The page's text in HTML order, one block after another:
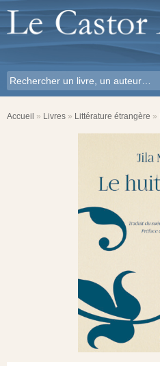
Accueil » Livres » Littérature étrangère »